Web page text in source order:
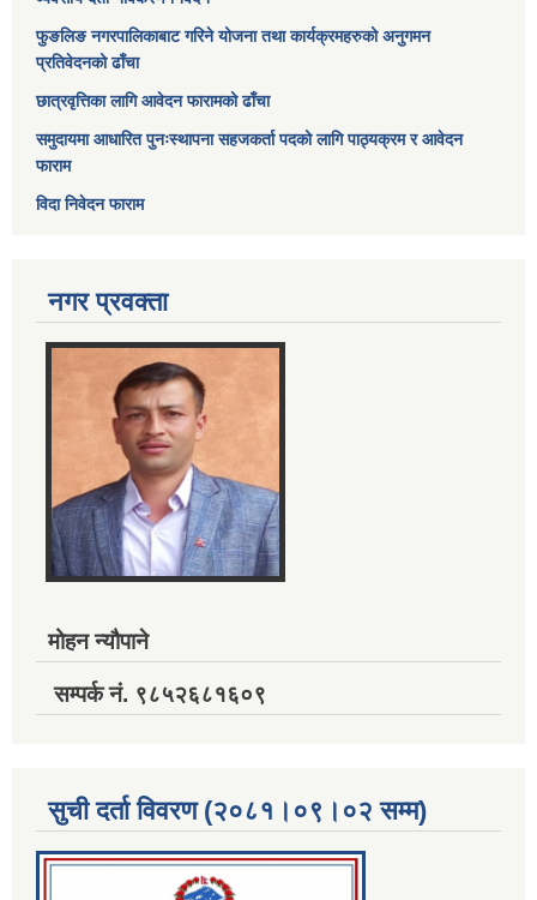
फुङलिङ नगरपालिकाबाट गरिने योजना तथा कार्यक्रमहरुको अनुगमन
प्रतिवेदनको ढाँचा
छात्रवृत्तिका लागि आवेदन फारामको ढाँचा
समुदायमा आधारित पुनःस्थापना सहजकर्ता पदको लागि पाठ्यक्रम र आवेदन
फाराम
विदा निवेदन फाराम
नगर प्रवक्ता
मोहन न्यौपाने
सम्पर्क नं. ९८५२६८१६०९
सुची दर्ता विवरण (२०८१।०९।०२ सम्म)